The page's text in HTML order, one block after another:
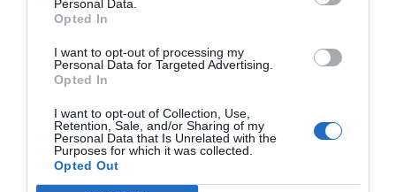
Personal Data.
Opted In
I want to opt-out of processing my
Personal Data for Targeted Advertising.
Opted In
I want to opt-out of Collection, Use,
Retention, Sale, and/or Sharing of my
Personal Data that Is Unrelated with the
Purposes for which it was collected.
Opted Out